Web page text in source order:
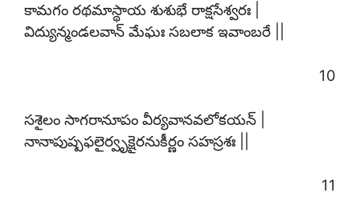
కామగం రథమాస్థాయ శుశుభే రాక్షసేశ్వరః |
విద్యున్మండలవాన్ మేఘః సబలాక ఇవాంబరే ||
10
సశైలం సాగరానూపం వీర్యవానవలోకయన్ |
నానాపుష్పఫలైర్వృక్షైరనుకీర్ణం సహస్రశః ||
11